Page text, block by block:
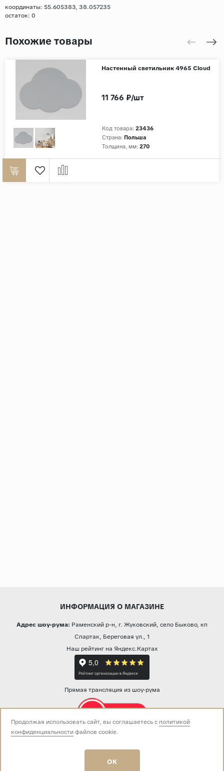
координаты: 55.605383, 38.057235
остаток: 0
Похожие товары
Настенный светильник 4965 Cloud
Код товара: 23436
Страна: Польша
Толщина, мм: 270
11 766 ₽/шт
ИНФОРМАЦИЯ О МАГАЗИНЕ
Адрес шоу-рума: Раменский р-н, г. Жуковский, село Быково, кп
Спартак, Береговая ул., 1
Наш рейтинг на Яндекс.Картах
Прямая трансляция из шоу-рума
Звоните нам:
пн-вс 10:00 - 19:00
Продолжая использовать сайт, вы соглашаетесь с политикой
конфиденциальностифайлов cookie.
OK